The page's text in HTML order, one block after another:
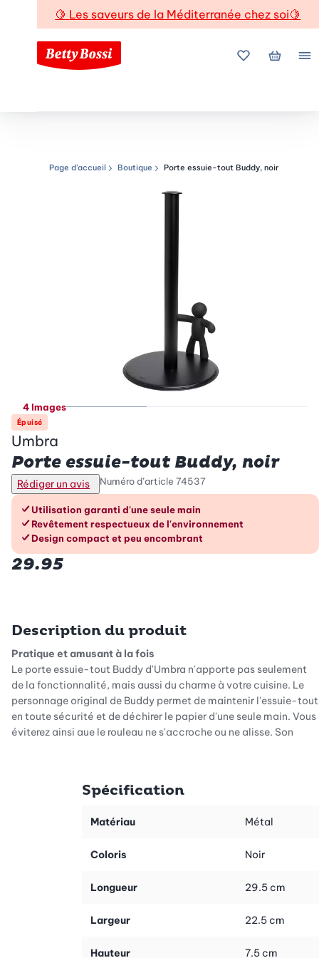
🍋 Les saveurs de la Méditerranée chez soi🍋
Mes favoris
Mon
Chemin de navigation
Page d’accueil Boutique Porte essuie-tout Buddy, noir
4 Images
Épuisé
Umbra
Porte essuie-tout Buddy, noir
Rédiger un avis Numéro d’article 74537
Les avantages en un coup d’œil
Utilisation garanti d'une seule main
Revêtement respectueux de l'environnement
Design compact et peu encombrant
29.95
Description du produit
Pratique et amusant à la fois
Le porte essuie-tout Buddy d'Umbra n'apporte pas seulement
de la fonctionnalité, mais aussi du charme à votre cuisine. Le
personnage original de Buddy permet de maintenir l'essuie-tout
en toute sécurité et de déchirer le papier d'une seule main. Vous
éviterez ainsi que le rouleau ne s'accroche ou ne glisse. Son
Robuste et respectueux de l'environnement
polypropylène souple, qui lui assure longévité et stabilité. Il
% de déchets solides et d'eau en moins par rapport aux
modeste mais importante à la protection de l'environnement,
Peu encombrant et facile à entretenir
Spécification
Matériau Métal
Coloris Noir
Longueur 29.5 cm
Largeur 22.5 cm
Hauteur 7.5 cm